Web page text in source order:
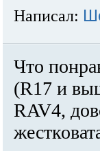
Написал:
Что
(R17 и
RAV4,